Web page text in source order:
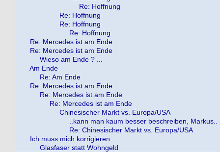
Re: Hoffnung
Re: Hoffnung
Re: Hoffnung
Re: Hoffnung
Re: Mercedes ist am Ende
Re: Mercedes ist am Ende
Wieso am Ende ? ...
Am Ende
Re: Am Ende
Re: Mercedes ist am Ende
Re: Mercedes ist am Ende
Re: Mercedes ist am Ende
Chinesischer Markt vs. Europa/USA
..kann man kaum besser beschreiben, Markus..
Re: Chinesischer Markt vs. Europa/USA
Ich muss mich korrigieren
Glasfaser statt Wohngeld